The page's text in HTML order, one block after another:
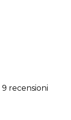
9 recensioni